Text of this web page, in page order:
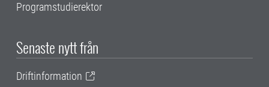
Programstudierektor
Senaste nytt från
Driftinformation